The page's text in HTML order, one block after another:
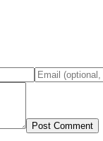
Post Comment